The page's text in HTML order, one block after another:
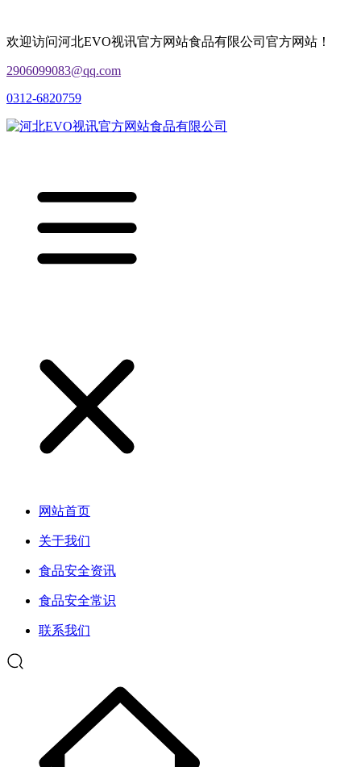
欢迎访问河北EVO视讯官方网站食品有限公司官方网站！
2906099083@qq.com
0312-6820759
网站首页
关于我们
食品安全资讯
食品安全常识
联系我们